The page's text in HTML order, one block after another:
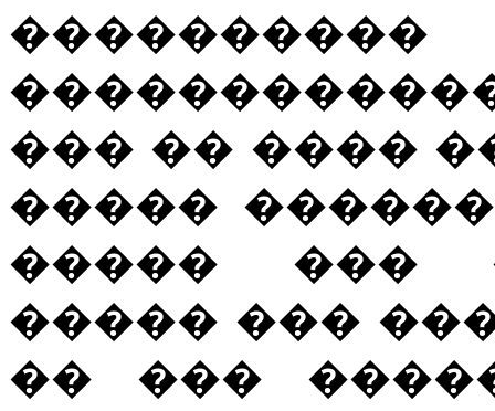
��� �� ����
�����
����� ���
����� ���
�� ���